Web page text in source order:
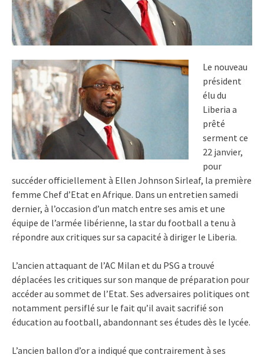
Le nouveau
président
élu du
Liberia a
prêté
serment ce
22 janvier,
pour
succéder officiellement à Ellen Johnson Sirleaf, la première
femme Chef d’Etat en Afrique. Dans un entretien samedi
dernier, à l’occasion d’un match entre ses amis et une
équipe de l’armée libérienne, la star du football a tenu à
répondre aux critiques sur sa capacité à diriger le Liberia.
L’ancien attaquant de l’AC Milan et du PSG a trouvé
déplacées les critiques sur son manque de préparation pour
accéder au sommet de l’Etat. Ses adversaires politiques ont
notamment persiflé sur le fait qu’il avait sacrifié son
éducation au football, abandonnant ses études dès le lycée.
L’ancien ballon d’or a indiqué que contrairement à ses